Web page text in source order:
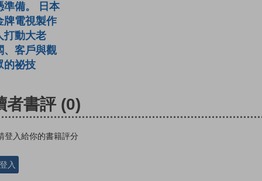
準備。 日本
牌電視製作
打動大老
、客戶與觀
的祕技
者書評 (0)
登入給你的書籍評分
入